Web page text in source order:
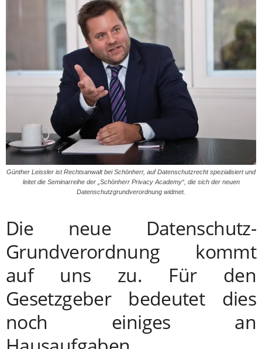
Günther Leissler ist Rechtsanwalt bei Schönherr, auf Datenschutzrecht spezialisiert und
leitet die Seminarreihe der „Schönherr Privacy Academy“, die sich der neuen
Datenschutzgrundverordnung widmet.
Die neue Datenschutz-
Grundverordnung kommt
auf uns zu. Für den
Gesetzgeber bedeutet dies
noch einiges an